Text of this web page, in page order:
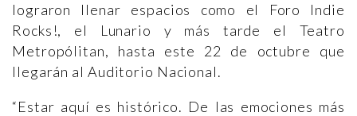
lograron llenar espacios como el Foro Indie
Rocks!, el Lunario y más tarde el Teatro
Metropólitan, hasta este 22 de octubre que
llegarán al Auditorio Nacional.
“Estar aquí es histórico. De las emociones más